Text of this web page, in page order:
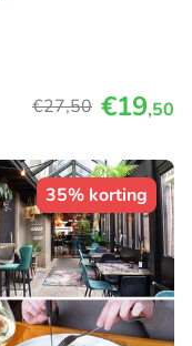
€27,50 €19,50
35% korting